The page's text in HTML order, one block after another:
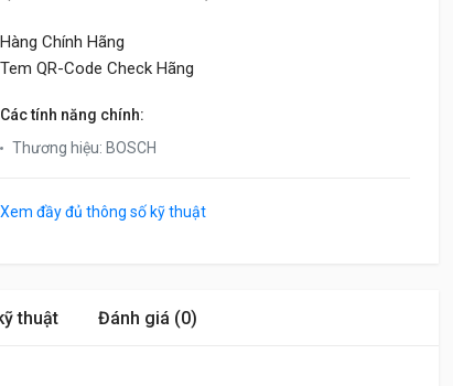
Hàng Chính Hãng
Tem QR-Code Check Hãng
Các tính năng chính:
Thương hiệu: BOSCH
Xem đầy đủ thông số kỹ thuật
thuật Đánh giá (0)